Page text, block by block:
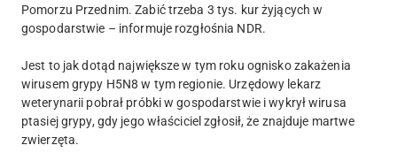
Pomorzu Przednim. Zabić trzeba 3 tys. kur żyjących w
gospodarstwie – informuje rozgłośnia NDR.
Jest to jak dotąd największe w tym roku ognisko zakażenia
wirusem grypy H5N8 w tym regionie. Urzędowy lekarz
weterynarii pobrał próbki w gospodarstwie i wykrył wirusa
ptasiej grypy, gdy jego właściciel zgłosił, że znajduje martwe
zwierzęta.